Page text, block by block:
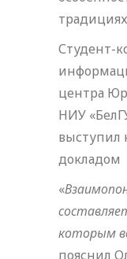
Студент-
центра
НИУ
выступил
докладом
«
которым
пояснил